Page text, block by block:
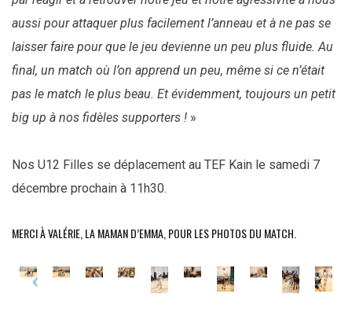
aussi pour attaquer plus facilement l’anneau et à ne pas se
laisser faire pour que le jeu devienne un peu plus fluide. Au
final, un match où l’on apprend un peu, même si ce n’était
pas le match le plus beau. Et évidemment, toujours un petit
big up à nos fidèles supporters ! »
Nos U12 Filles se déplacement au TEF Kain le samedi 7
décembre prochain à 11h30.
MERCI À VALÉRIE, LA MAMAN D’EMMA, POUR LES PHOTOS DU MATCH.